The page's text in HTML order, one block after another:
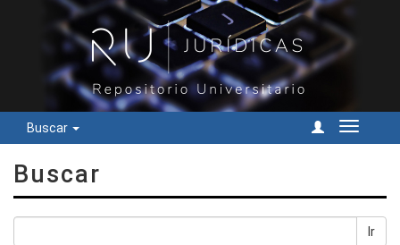
Buscar
Cambiar
Buscar
Ir